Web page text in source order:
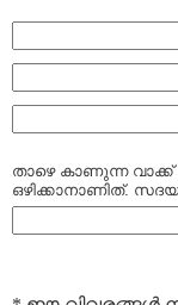
താഴെ കാണുന്ന
ഒഴിക്കാനാണിത്.